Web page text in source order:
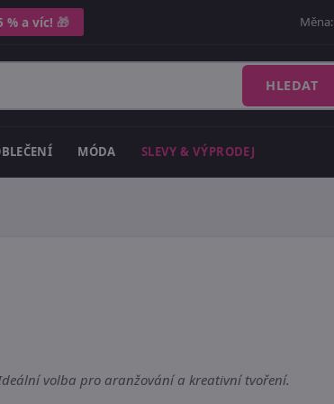
% a víc! 🎁 Měna:
HLEDAT
MÓDA SLEVY & VÝPRODEJ
volba pro aranžování a kreativní tvoření.